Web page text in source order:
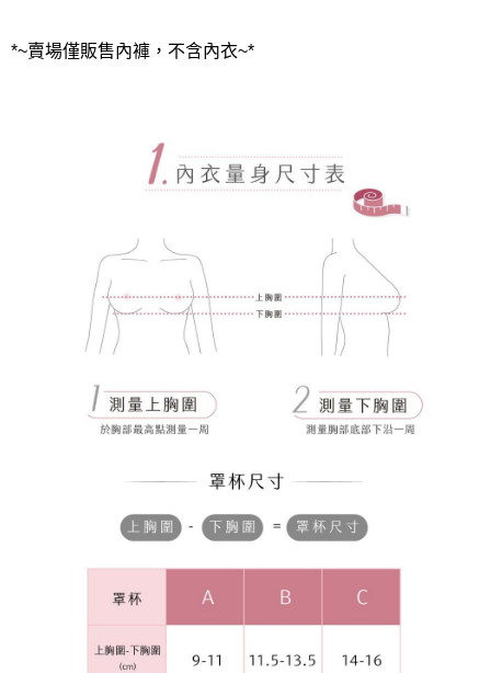
*~賣場僅販售內褲，不含內衣~*